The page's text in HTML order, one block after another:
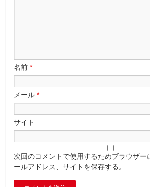
名前*
メール*
サイト
次回のコメントで使用するためブラウザー
ールアドレス、サイトを保存する。